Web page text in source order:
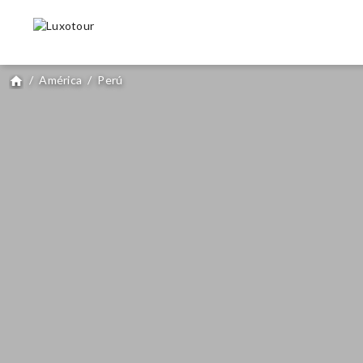
home / América / Perú